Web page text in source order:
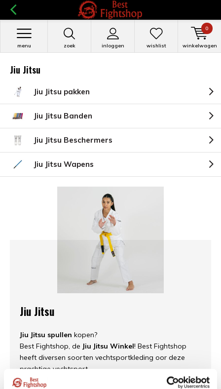
zoek inloggen
menu wishlist winkelwagen
0
Jiu Jitsu
Jiu Jitsu pakken
Jiu Jitsu Banden
Jiu Jitsu Beschermers
Jiu Jitsu Wapens
Jiu Jitsu
Jiu Jitsu spullen kopen?
Best Fightshop, de Jiu Jitsu Winkel! Best Fightshop
heeft diversen soorten vechtsportkleding oor deze
prachtige vechtsport.
Pakken van beginner tot gevorderd. Ook de band mag